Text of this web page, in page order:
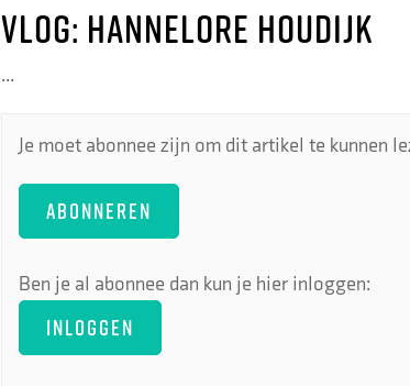
Vlog: Hannelore Houdijk
...
Je moet abonnee zijn om dit artikel te kunnen
ABONNEREN
Ben je al abonnee dan kun je hier inloggen:
INLOGGEN